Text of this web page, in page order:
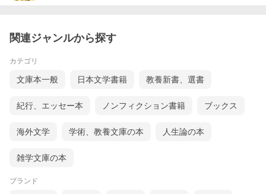
関連ジャンルから探す
カテゴリ
文庫本一般 日本文学書籍 教養新書、選書
紀行、エッセー本 ノンフィクション書籍 ブックス
海外文学 学術、教養文庫の本 人生論の本
雑学文庫の本
ブランド